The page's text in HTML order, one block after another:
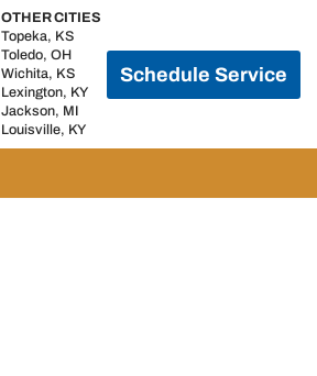
OTHER CITIES
Topeka, KS
Toledo, OH
Wichita, KS
Lexington, KY
Jackson, MI
Louisville, KY
Schedule Service